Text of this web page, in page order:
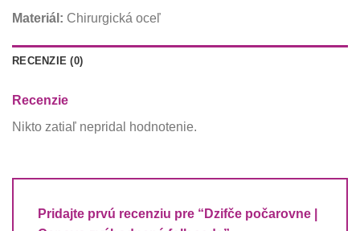
Materiál: Chirurgická oceľ
RECENZIE (0)
Recenzie
Nikto zatiaľ nepridal hodnotenie.
Pridajte prvú recenziu pre “Dzifče počarovne |